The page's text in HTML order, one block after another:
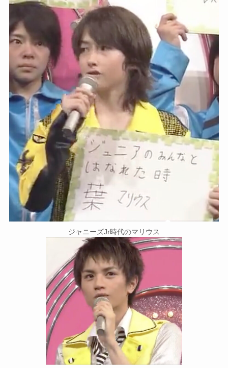
ジャニーズJr時代のマリウス